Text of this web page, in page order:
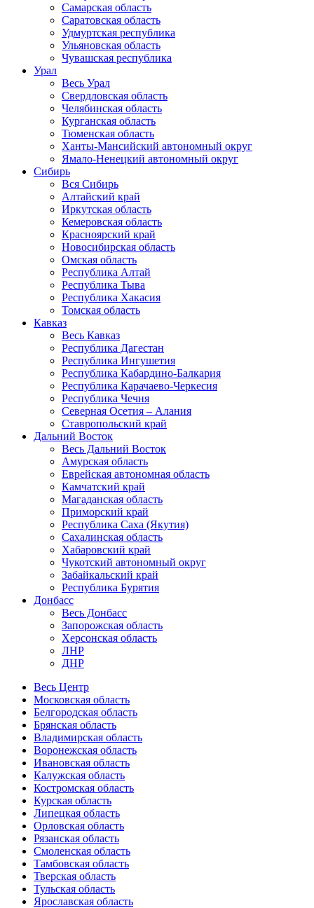
Самарская область
Саратовская область
Удмуртская республика
Ульяновская область
Чувашская республика
Урал
Весь Урал
Свердловская область
Челябинская область
Курганская область
Тюменская область
Ханты-Мансийский автономный округ
Ямало-Ненецкий автономный округ
Сибирь
Вся Сибирь
Алтайский край
Иркутская область
Кемеровская область
Красноярский край
Новосибирская область
Омская область
Республика Алтай
Республика Тыва
Республика Хакасия
Томская область
Кавказ
Весь Кавказ
Республика Дагестан
Республика Ингушетия
Республика Кабардино-Балкария
Республика Карачаево-Черкесия
Республика Чечня
Северная Осетия – Алания
Ставропольский край
Дальний Восток
Весь Дальний Восток
Амурская область
Еврейская автономная область
Камчатский край
Магаданская область
Приморский край
Республика Саха (Якутия)
Сахалинская область
Хабаровский край
Чукотский автономный округ
Забайкальский край
Республика Бурятия
Донбасс
Весь Донбасс
Запорожская область
Херсонская область
ЛНР
ДНР
Весь Центр
Московская область
Белгородская область
Брянская область
Владимирская область
Воронежская область
Ивановская область
Калужская область
Костромская область
Курская область
Липецкая область
Орловская область
Рязанская область
Смоленская область
Тамбовская область
Тверская область
Тульская область
Ярославская область